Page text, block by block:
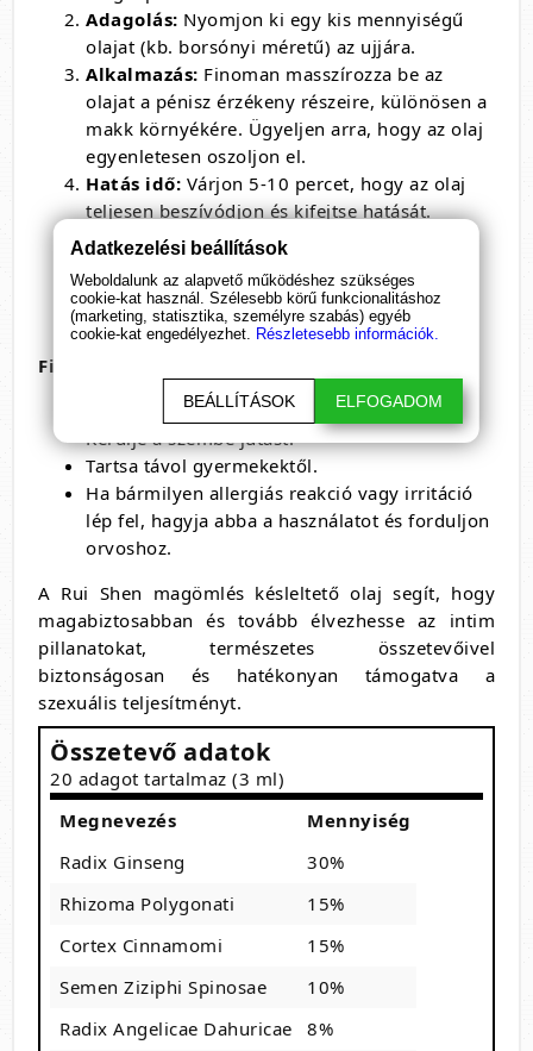
Adagolás: Nyomjon ki egy kis mennyiségű
olajat (kb. borsónyi méretű) az ujjára.
Alkalmazás: Finoman masszírozza be az
olajat a pénisz érzékeny részeire, különösen a
makk környékére. Ügyeljen arra, hogy az olaj
egyenletesen oszoljon el.
Hatás idő: Várjon 5-10 percet, hogy az olaj
teljesen beszívódjon és kifejtse hatását.
Használat után:Az olaj teljesen felszívódik,
bármilyen irritációt tapasztalna, mossa le
alaposan meleg vízzel.
Figyelmeztetések:
Csak külső használatra.
Kerülje a szembe jutást.
Tartsa távol gyermekektől.
Ha bármilyen allergiás reakció vagy irritáció
lép fel, hagyja abba a használatot és forduljon
orvoshoz.
A Rui Shen magömlés késleltető olaj segít, hogy
magabiztosabban és tovább élvezhesse az intim
pillanatokat, természetes összetevőivel
biztonságosan és hatékonyan támogatva a
szexuális teljesítményt.
Összetevő adatok
20 adagot tartalmaz (3 ml)
Megnevezés
Mennyiség
Radix Ginseng
30%
Rhizoma Polygonati
15%
Cortex Cinnamomi
15%
Semen Ziziphi Spinosae
10%
Radix Angelicae Dahuricae
8%
Adatkezelési beállítások
Weboldalunk az alapvető működéshez szükséges
cookie-kat használ. Szélesebb körű funkcionalitáshoz
(marketing, statisztika, személyre szabás) egyéb
cookie-kat engedélyezhet. Részletesebb információk.
BEÁLLÍTÁSOK ELFOGADOM